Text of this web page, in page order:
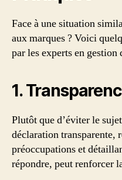
Face à une situation
aux marques ? Voici
par les experts en gestion
1.
Plutôt que d’éviter le
déclaration transparente,
préoccupations et
répondre, peut renforcer